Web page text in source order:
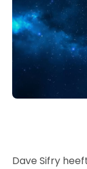
Dave Sifry